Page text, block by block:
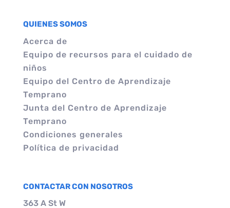
QUIENES SOMOS
Acerca de
Equipo de recursos para el cuidado de
niños
Equipo del Centro de Aprendizaje
Temprano
Junta del Centro de Aprendizaje
Temprano
Condiciones generales
Política de privacidad
CONTACTAR CON NOSOTROS
363 A St W